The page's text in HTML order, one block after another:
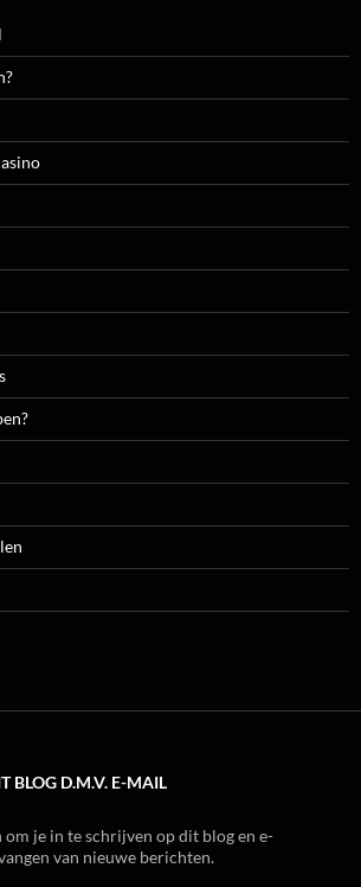
BLOG D.M.V. E-MAIL
je in te schrijven op dit blog en e-
van nieuwe berichten.